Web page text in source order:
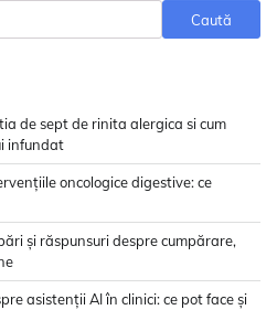
Caută
de sept de rinita alergica si cum
infundat
oncologice digestive: ce
și răspunsuri despre cumpărare,
asistenții AI în clinici: ce pot face și